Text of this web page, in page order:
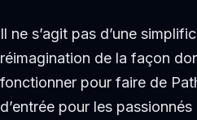
Il ne s’agit pas d’une
réimagination de la façon
fonctionner pour faire de
d’entrée pour les